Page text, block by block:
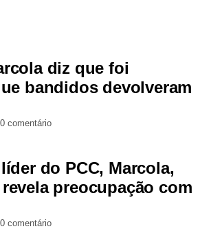
diz que foi
bandidos devolveram
0 comentário
do PCC, Marcola,
preocupação com
0 comentário